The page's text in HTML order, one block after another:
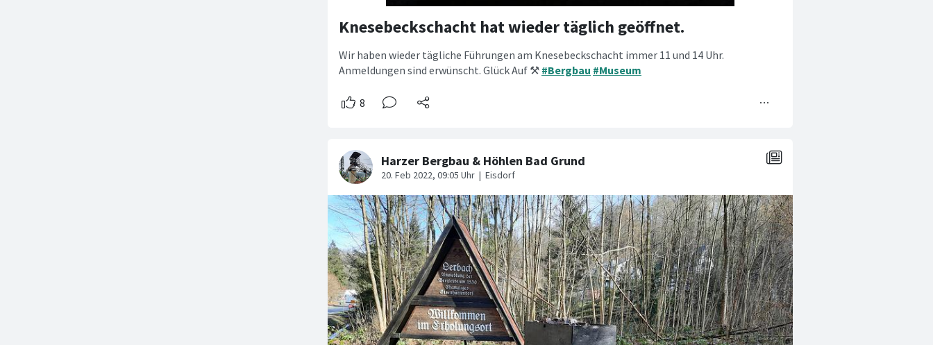
Knesebeckschacht hat wieder täglich geöffnet.
Wir haben wieder tägliche Führungen am Knesebeckschacht immer 11 und 14 Uhr.
Anmeldungen sind erwünscht. Glück Auf ⚒ #Bergbau #Museum